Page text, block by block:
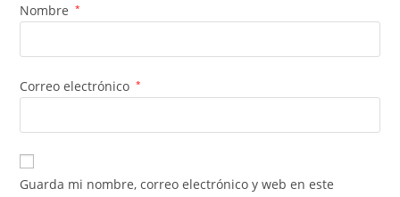
Nombre *
Correo electrónico *
Guarda mi nombre, correo electrónico y web en este